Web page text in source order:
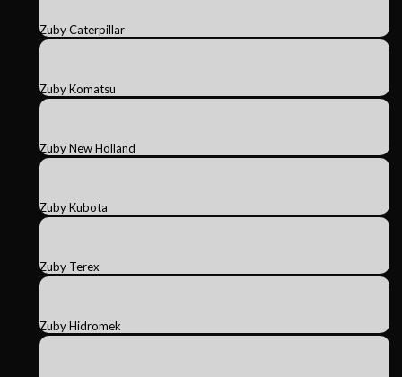
Zuby Caterpillar
Zuby Komatsu
Zuby New Holland
Zuby Kubota
Zuby Terex
Zuby Hidromek